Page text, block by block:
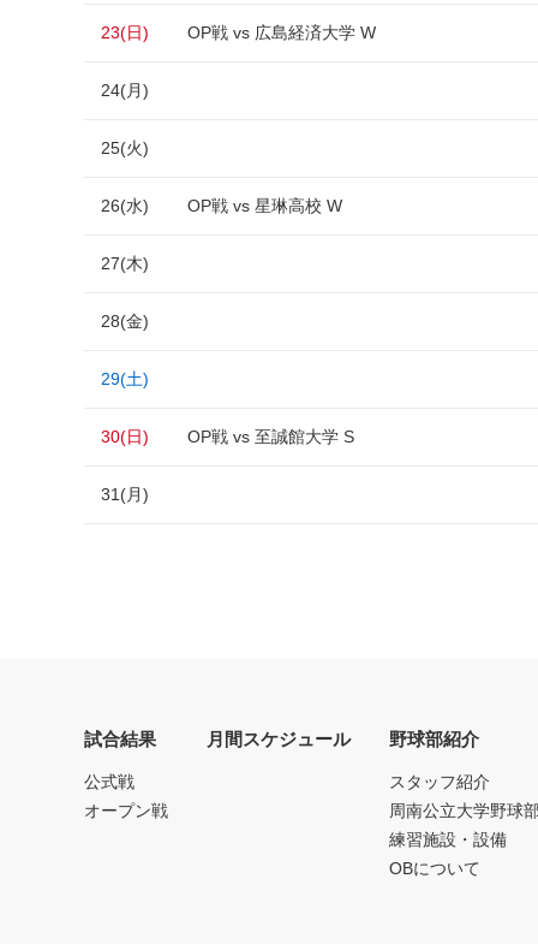
23(日) OP戦 vs 広島経済大学 W
24(月)
25(火)
26(水) OP戦 vs 星琳高校 W
27(木)
28(金)
29(土)
30(日) OP戦 vs 至誠館大学 S
31(月)
試合結果
公式戦
オープン戦
月間スケジュール 野球部紹介
スタッフ紹介
周南公立大学野球
練習施設・設備
OBについて